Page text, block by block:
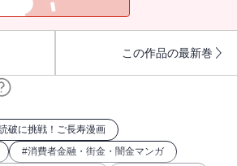
この作品の最新巻
破に挑戦！ご長寿漫画
#消費者金融・街金・闇金マンガ